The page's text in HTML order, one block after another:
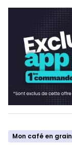
Mon café en grain